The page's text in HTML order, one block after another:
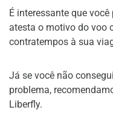
É interessante que
atesta o motivo do voo
contratempos à sua
Já se você não
problema,
Liberfly.